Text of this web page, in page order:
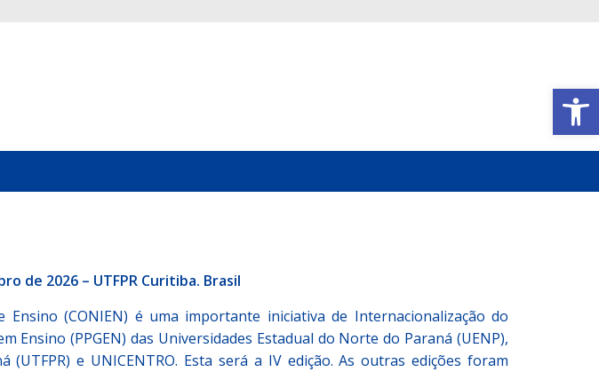
Abrir a barra de ferramentas
de 2026 – UTFPR Curitiba. Brasil
Ensino (CONIEN) é uma importante iniciativa de Internacionalização do
Ensino (PPGEN) das Universidades Estadual do Norte do Paraná (UENP),
(UTFPR) e UNICENTRO. Esta será a IV edição. As outras edições foram